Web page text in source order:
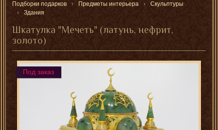
Подборки подарков Предметы интерьера
Скульптуры
Здания
Шкатулка "Мечеть" (латунь, нефрит,
золото)
Под заказ